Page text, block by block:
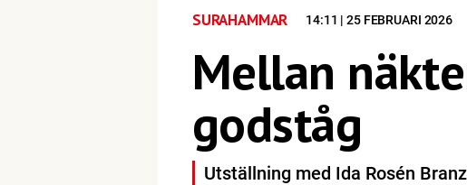
SURAHAMMAR 14:11 | 25 FEBRUARI 2026
Mellan
godståg
Utställning med Ida Rosén